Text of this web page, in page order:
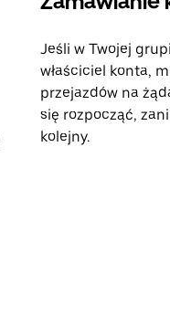
Jeśli w Twojej
właściciel konta,
przejazdów na
się rozpocząć,
kolejny.